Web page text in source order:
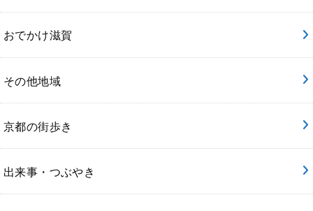
おでかけ滋賀
その他地域
京都の街歩き
出来事・つぶやき